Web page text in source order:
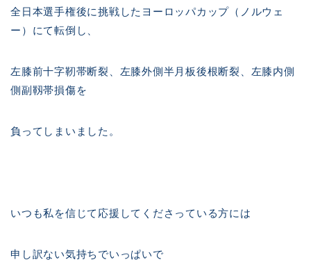
全日本選手権後に挑戦したヨーロッパカップ（ノルウェ
ー）にて転倒し、
左膝前十字靭帯断裂、左膝外側半月板後根断裂、左膝内側
側副靱帯損傷を
負ってしまいました。
いつも私を信じて応援してくださっている方には
申し訳ない気持ちでいっぱいで